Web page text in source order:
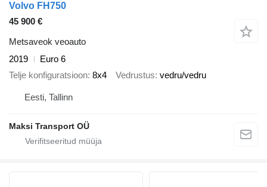
Volvo FH750
45 900 €
Metsaveok veoauto
2019
Euro 6
Telje konfiguratsioon 8x4 Vedrustus vedru/vedru
Eesti, Tallinn
Maksi Transport OÜ